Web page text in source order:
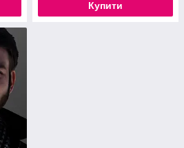
Купити